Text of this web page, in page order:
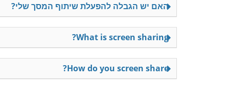
האם יש הגבלה להפעלת שיתוף המסך שלי?
What is screen sharing?
How do you screen share?